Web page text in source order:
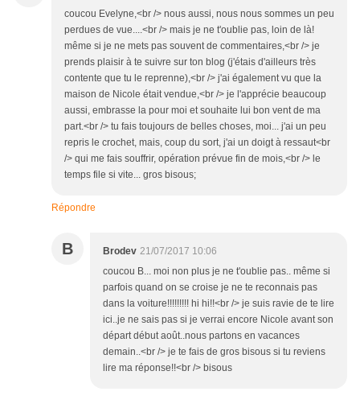
coucou Evelyne,<br /> nous aussi, nous nous sommes un peu
perdues de vue....<br /> mais je ne t'oublie pas, loin de là!
même si je ne mets pas souvent de commentaires,<br /> je
prends plaisir à te suivre sur ton blog (j'étais d'ailleurs très
contente que tu le reprenne),<br /> j'ai également vu que la
maison de Nicole était vendue,<br /> je l'apprécie beaucoup
aussi, embrasse la pour moi et souhaite lui bon vent de ma
part.<br /> tu fais toujours de belles choses, moi... j'ai un peu
repris le crochet, mais, coup du sort, j'ai un doigt à ressaut<br
/> qui me fais souffrir, opération prévue fin de mois,<br /> le
temps file si vite... gros bisous;
Répondre
B Brodev 21/07/2017 10:06
coucou B... moi non plus je ne t'oublie pas.. même si
parfois quand on se croise je ne te reconnais pas
dans la voiture!!!!!!!!! hi hi!!<br /> je suis ravie de te lire
ici..je ne sais pas si je verrai encore Nicole avant son
départ début août..nous partons en vacances
demain..<br /> je te fais de gros bisous si tu reviens
lire ma réponse!!<br /> bisous